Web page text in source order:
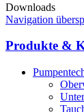
Downloads
Navigation
Produkte &